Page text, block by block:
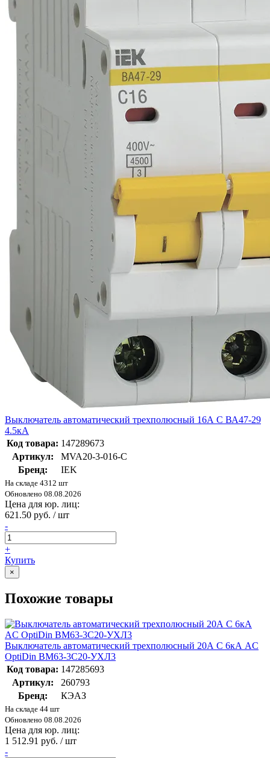
Выключатель автоматический трехполюсный 16А C ВА47-29
4.5кА
Код товара: 147289673
Артикул:
MVA20-3-016-C
Бренд:
IEK
На складе 4312 шт
Обновлено 08.08.2026
Цена для юр. лиц:
621.50 руб. / шт
-
+
Купить
×
Похожие товары
Выключатель автоматический трехполюсный 20А C 6кА AC
OptiDin BM63-3C20-УХЛ3
Код товара: 147285693
Артикул:
260793
Бренд:
КЭАЗ
На складе 44 шт
Обновлено 08.08.2026
Цена для юр. лиц:
1 512.91 руб. / шт
-